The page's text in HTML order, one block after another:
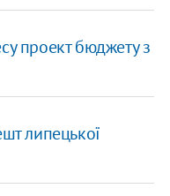
проект бюджету з
липецької